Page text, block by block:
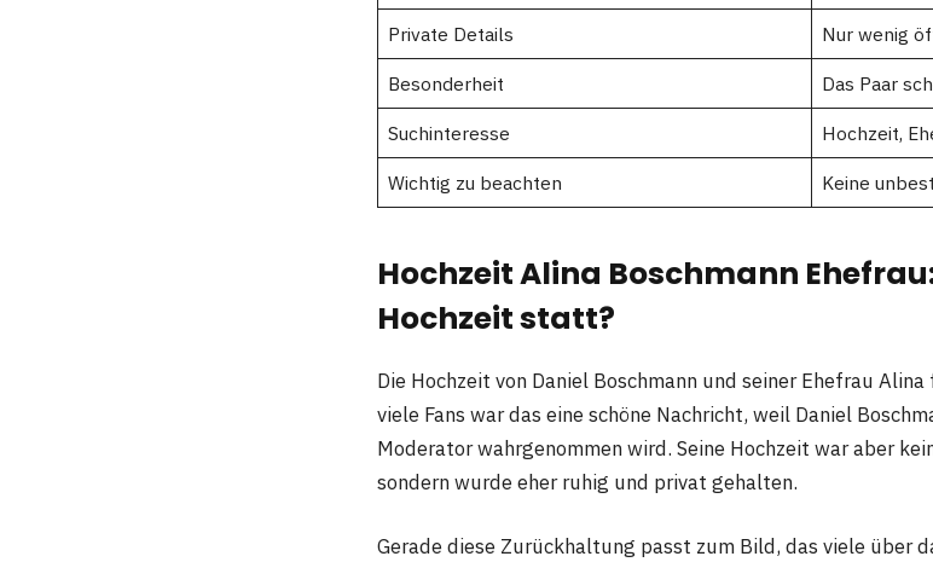
Private Details Nur wenig
Besonderheit Das Paar
Suchinteresse Hochzeit,
Wichtig zu beachten Keine
Hochzeit Alina Boschmann
Hochzeit statt?
Die Hochzeit von Daniel Boschmann und seiner Ehefrau
viele Fans war das eine schöne Nachricht, weil Daniel
Moderator wahrgenommen wird. Seine Hochzeit war aber
sondern wurde eher ruhig und privat gehalten.
Gerade diese Zurückhaltung passt zum Bild, das viele über